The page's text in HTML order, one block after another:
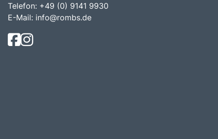
Telefon: +49 (0) 9141 9930
E-Mail: info@rombs.de